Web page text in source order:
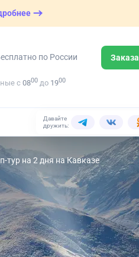
по России
с 0800 до 1900
Давайте
дружить:
тур на 2 дня на Кавказе